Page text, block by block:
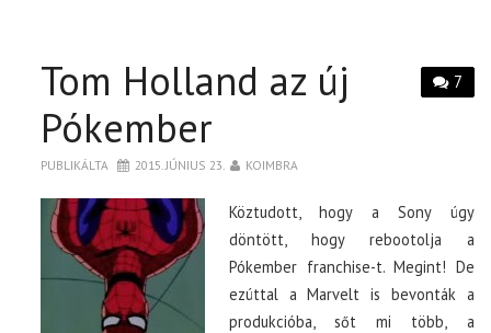
7
Tom Holland az új
Pókember
PUBLIKÁLTA 2015. JÚNIUS 23. KOIMBRA
Köztudott, hogy a Sony úgy
döntött, hogy rebootolja a
Pókember franchise-t. Megint! De
ezúttal a Marvelt is bevonták a
produkcióba, sőt mi több, a